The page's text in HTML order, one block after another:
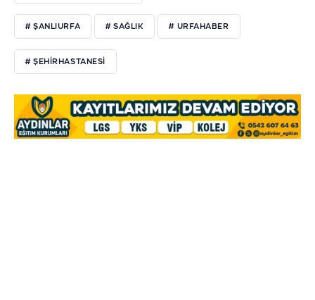
# ŞANLIURFA # SAĞLIK # URFAHABER
# ŞEHIRHASTANESI